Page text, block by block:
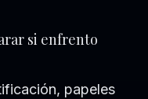
si enfrento
papeles